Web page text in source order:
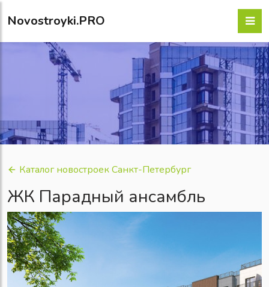
Novostroyki.PRO
Каталог новостроек Санкт-Петербург
ЖК Парадный ансамбль